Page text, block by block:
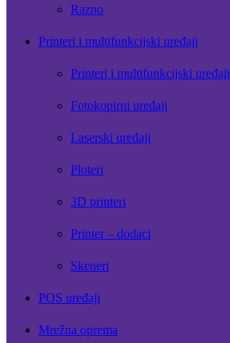
Razno
Printeri i multifunkcijski uređaji
Printeri i multifunkcijski uređaji
Fotokopirni uređaji
Laserski uređaji
Ploteri
3D printeri
Printer – dodaci
Skeneri
POS uređaji
Mrežna oprema